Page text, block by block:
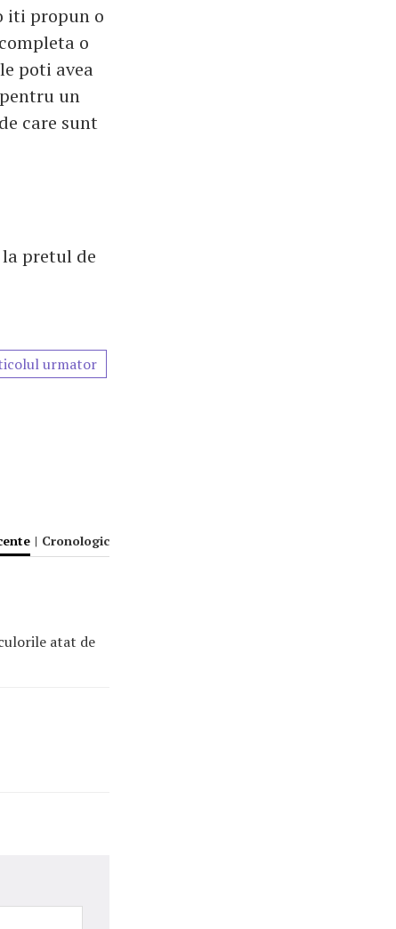
iti propun o
o
poti avea
un
care sunt
pretul de
urmator
| Cronologic
atat de